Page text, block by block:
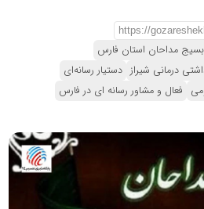
مداحان استان فارس
درمانی شیراز دستیار رسانه‌ای
فعال و مشاور رسانه ای در فارس